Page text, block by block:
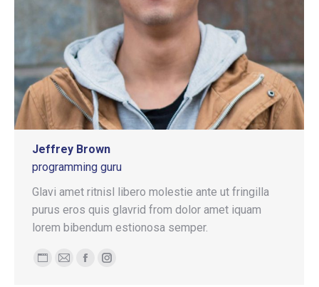
Jeffrey Brown
programming guru
Glavi amet ritnisl libero molestie ante ut fringilla
purus eros quis glavrid from dolor amet iquam
lorem bibendum estionosa semper.
BlogE-
FacebookInstagram